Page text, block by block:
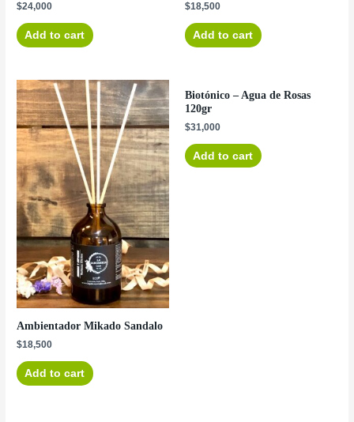
$24,000
Add to cart
$18,500
Add to cart
Ambientador Mikado Sandalo
$18,500
Add to cart
Biotónico – Agua de Rosas
120gr
$31,000
Add to cart